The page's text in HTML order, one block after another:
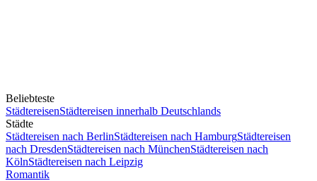
Beliebteste
StädtereisenStädtereisen innerhalb Deutschlands
Städte
Städtereisen nach BerlinStädtereisen nach HamburgStädtereisen
nach DresdenStädtereisen nach MünchenStädtereisen nach
KölnStädtereisen nach Leipzig
Romantik